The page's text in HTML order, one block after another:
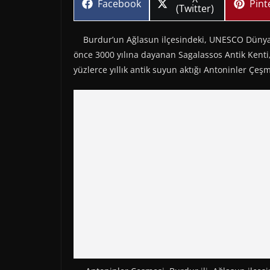
Share
Facebook on
(Twitter)
Burdur’un Ağlasun ilçesindeki, UNESCO
önce 3000 yılına dayanan Sagalassos Antik
yüzlerce yıllık antik suyun aktığı Antoninler